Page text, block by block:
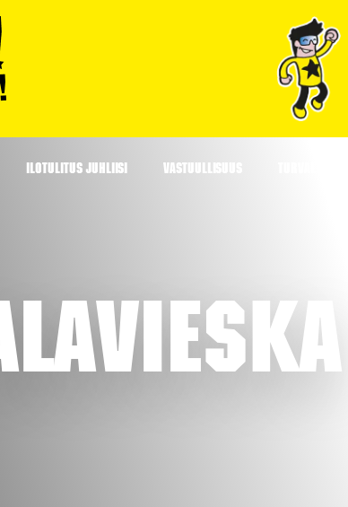
ILOTULITUS JUHLIISI VASTUULLISUUS